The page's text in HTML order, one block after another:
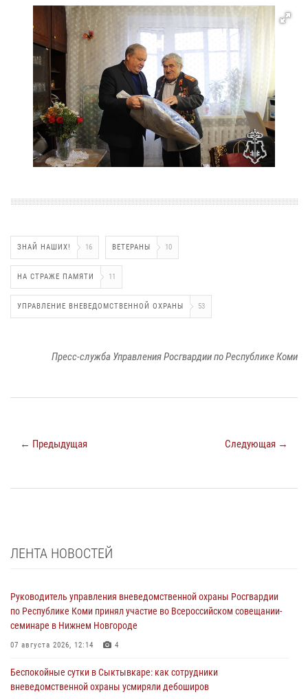
ЗНАЙ НАШИХ! 16 ВЕТЕРАНЫ 10
НА СТРАЖЕ ПАМЯТИ 11
УПРАВЛЕНИЕ ВНЕВЕДОМСТВЕННОЙ ОХРАНЫ 53
Пресс-служба Управления Росгвардии по Республике Коми
← Предыдущая Следующая →
ЛЕНТА НОВОСТЕЙ
Руководитель управления вневедомственной охраны Росгвардии
по Республике Коми принял участие во Всероссийском совещании-
семинаре в Нижнем Новгороде
07 августа 2026, 12:14 4
Беспокойные сутки в Сыктывкаре: как сотрудники
вневедомственной охраны усмиряли дебоширов